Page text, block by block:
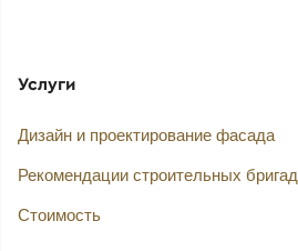
Услуги
Дизайн и проектирование фасада
Рекомендации строительных бригад
Стоимость